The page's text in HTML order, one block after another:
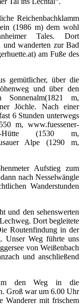
Reichenbachklamm
(1986 m) dem wohl
Tales. Dort
wanderten zur Bad
am Fuße des
gemütlicher, über die
und über den
m,
Jöchle. Nach einer
6 Stunden unterwegs
m, www.fuessener-
Hütte (1530 m,
Alpe (1290 m,
Aufstieg zum
nach Nesselwängle
Wanderstunden
und den sehenswerten
Dort begleitete
Routenfindung in der
Unser Weg führte uns
von Weißenbach
und anschließend
den Weg in die
Groß war um 6.00 Uhr
Wanderer mit frischem